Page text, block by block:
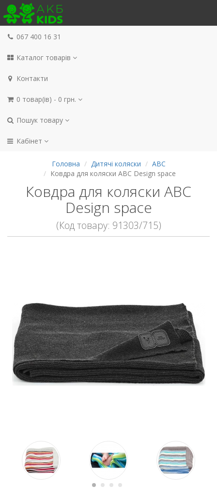
067 400 16 31
Каталог товарів
Контакти
0 товар(ів) - 0 грн.
Пошук товару
Кабінет
Головна Дитячі коляски
ABC
Ковдра для коляски ABC Design space
Ковдра для коляски ABC
Design space
(Код товару: 91303/715)